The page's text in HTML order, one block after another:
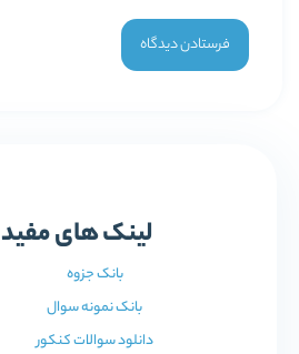
لینک های مفید
بانک جزوه
بانک نمونه سوال
دانلود سوالات کنکور